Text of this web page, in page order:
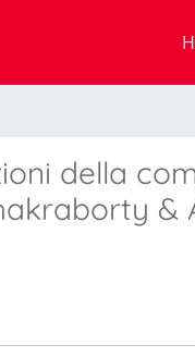
della
&